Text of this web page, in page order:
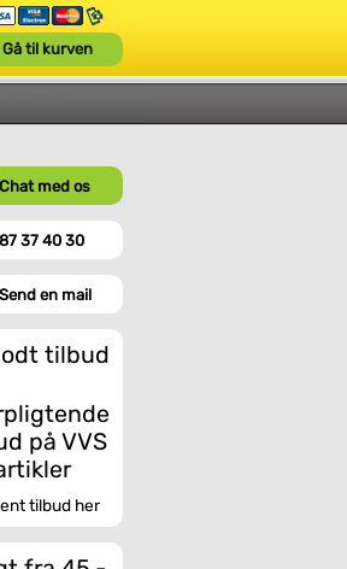
Gå til kurven
Chat med os
87 37 40 30
Send en mail
tilbud
tilbud her